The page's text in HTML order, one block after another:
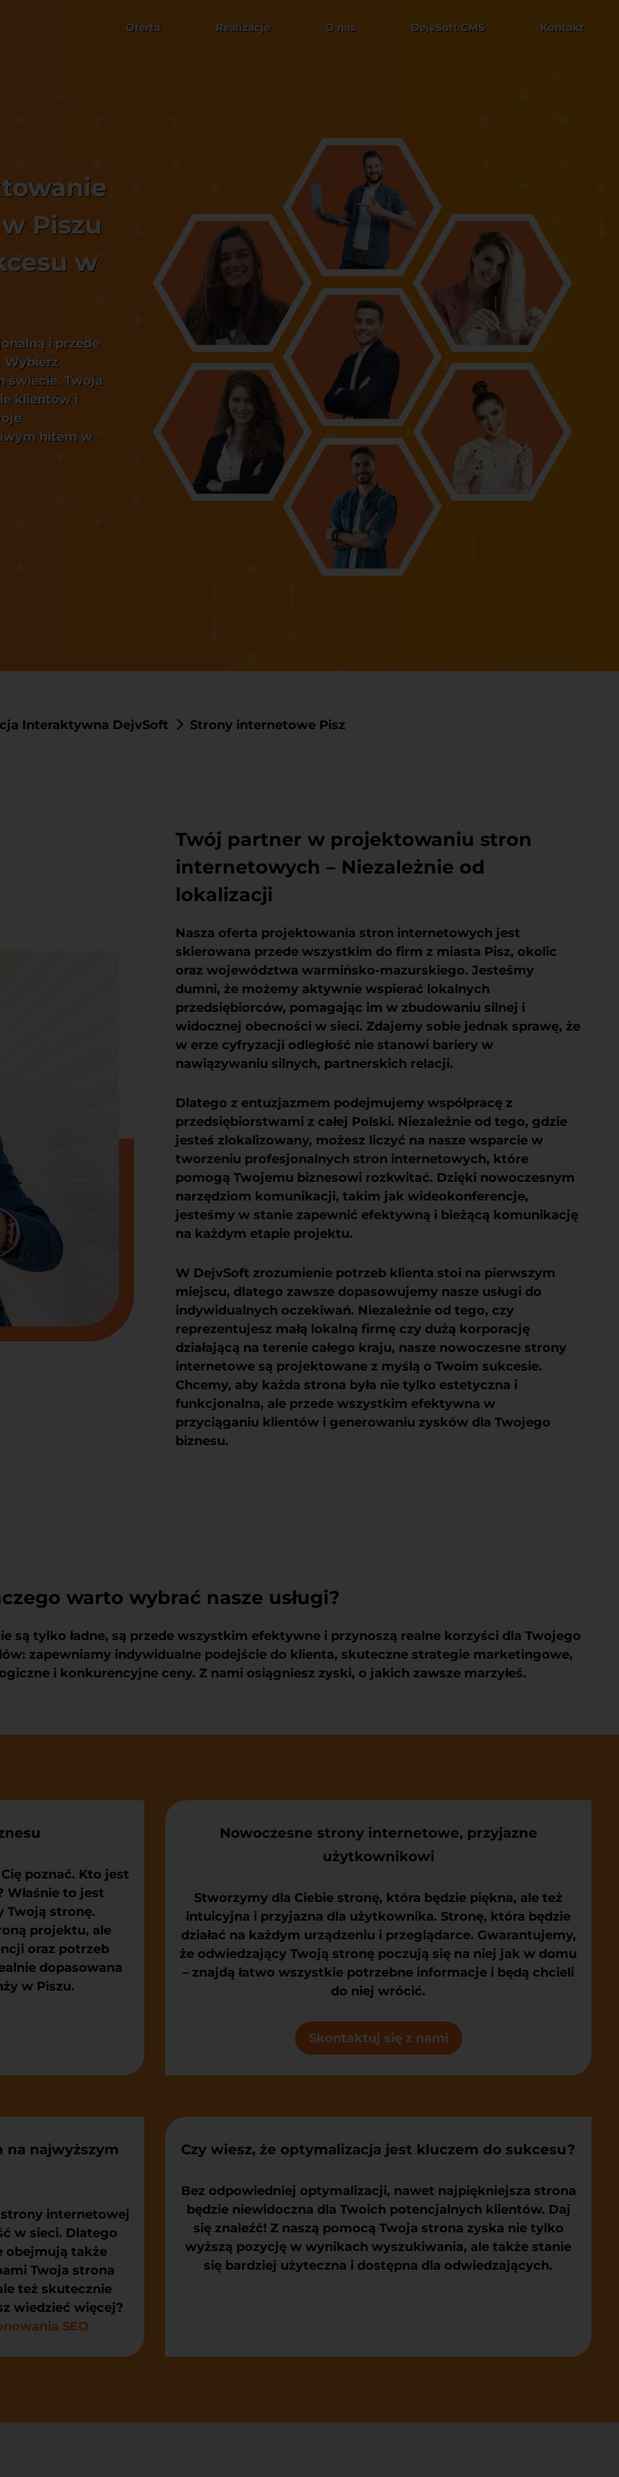
Oferta Realizacje O nas DejvSoft CMS Kontakt
Piszu
w
i przede
Wybierz
świecie. Twoja
klientów i
hitem w
Interaktywna DejvSoft Strony internetowe Pisz
Twój partner w projektowaniu stron
internetowych – Niezależnie od
lokalizacji
Nasza oferta projektowania stron internetowych jest
skierowana przede wszystkim do firm z miasta Pisz, okolic
oraz województwa warmińsko-mazurskiego. Jesteśmy
dumni, że możemy aktywnie wspierać lokalnych
przedsiębiorców, pomagając im w zbudowaniu silnej i
widocznej obecności w sieci. Zdajemy sobie jednak sprawę, że
w erze cyfryzacji odległość nie stanowi bariery w
nawiązywaniu silnych, partnerskich relacji.
Dlatego z entuzjazmem podejmujemy współpracę z
przedsiębiorstwami z całej Polski. Niezależnie od tego, gdzie
jesteś zlokalizowany, możesz liczyć na nasze wsparcie w
tworzeniu profesjonalnych stron internetowych, które
pomogą Twojemu biznesowi rozkwitać. Dzięki nowoczesnym
narzędziom komunikacji, takim jak wideokonferencje,
jesteśmy w stanie zapewnić efektywną i bieżącą komunikację
na każdym etapie projektu.
W DejvSoft zrozumienie potrzeb klienta stoi na pierwszym
miejscu, dlatego zawsze dopasowujemy nasze usługi do
indywidualnych oczekiwań. Niezależnie od tego, czy
reprezentujesz małą lokalną firmę czy dużą korporację
działającą na terenie całego kraju, nasze nowoczesne strony
internetowe są projektowane z myślą o Twoim sukcesie.
Chcemy, aby każda strona była nie tylko estetyczna i
funkcjonalna, ale przede wszystkim efektywna w
przyciąganiu klientów i generowaniu zysków dla Twojego
biznesu.
warto wybrać nasze usługi?
są tylko ładne, są przede wszystkim efektywne i przynoszą realne korzyści dla Twojego
zapewniamy indywidualne podejście do klienta, skuteczne strategie marketingowe,
i konkurencyjne ceny. Z nami osiągniesz zyski, o jakich zawsze marzyłeś.
poznać. Kto jest
Właśnie to jest
Twoją stronę.
projektu, ale
oraz potrzeb
dopasowana
w Piszu.
Nowoczesne strony internetowe, przyjazne
użytkownikowi
Stworzymy dla Ciebie stronę, która będzie piękna, ale też
intuicyjna i przyjazna dla użytkownika. Stronę, która będzie
działać na każdym urządzeniu i przeglądarce. Gwarantujemy,
że odwiedzający Twoją stronę poczują się na niej jak w domu
– znajdą łatwo wszystkie potrzebne informacje i będą chcieli
do niej wrócić.
Skontaktuj się z nami
najwyższym
strony internetowej
w sieci. Dlatego
obejmują także
Twoja strona
też skutecznie
wiedzieć więcej?
SEO
Czy wiesz, że optymalizacja jest kluczem do sukcesu?
Bez odpowiedniej optymalizacji, nawet najpiękniejsza strona
będzie niewidoczna dla Twoich potencjalnych klientów. Daj
się znaleźć! Z naszą pomocą Twoja strona zyska nie tylko
wyższą pozycję w wynikach wyszukiwania, ale także stanie
się bardziej użyteczna i dostępna dla odwiedzających.